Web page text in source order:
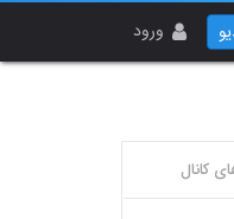
ورود
کانال